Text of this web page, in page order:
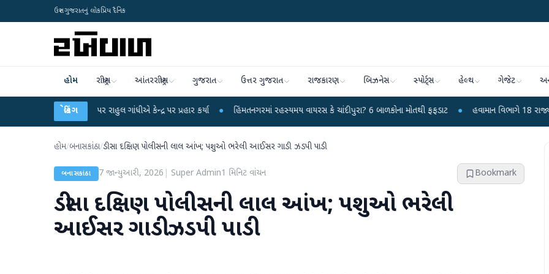
ઉત્તર ગુજરાતનું લોકપ્રિય દૈનિક
હોમ રાષ્ટ્રીય આંતરરાષ્ટ્રીય ગુજરાત ઉત્તર ગુજરાત રાજકારણ બિઝનેસ સ્પોર્ટ્સ હેલ્થ ગેજેટ
બ્રેકિંગ
આરોપો પર રાહુલ ગાંધીએ કેન્દ્ર પર પ્રહાર કર્યા ● હિંમતનગરમાં રહસ્યમય વાયરસ કે ચાંદીપુરા? 6 બાળકોના મોતથી ફફડાટ ● હવામાન વિભાગે 18 રાજ્યો માટે ભારે
હોમ/બનાસકાંઠા/ડીસા દક્ષિણ પોલીસની લાલ આંખ; પશુઓ ભરેલી આઈસર ગાડી ઝડપી પાડી
બનાસકાંઠા 7 જાન્યુઆરી, 2026 Super Admin1 મિનિટ વાંચન Bookmark
ડીસા દક્ષિણ પોલીસની લાલ આંખ; પશુઓ ભરેલી
આઈસર ગાડી ઝડપી પાડી